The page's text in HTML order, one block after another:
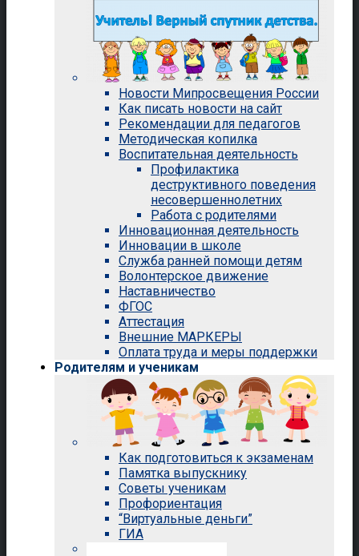
Новости Мипросвещения России
Как писать новости на сайт
Рекомендации для педагогов
Методическая копилка
Воспитательная деятельность
Профилактика
деструктивного поведения
несовершеннолетних
Работа с родителями
Инновационная деятельность
Инновации в школе
Служба ранней помощи детям
Волонтерское движение
Наставничество
ФГОС
Аттестация
Внешние МАРКЕРЫ
Оплата труда и меры поддержки
Родителям и ученикам
Как подготовиться к экзаменам
Памятка выпускнику
Советы ученикам
Профориентация
“Виртуальные деньги”
ГИА